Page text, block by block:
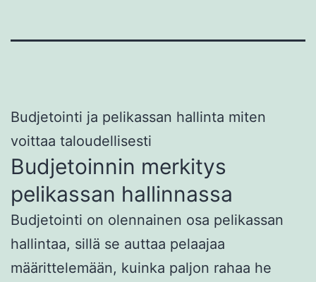
Budjetointi ja pelikassan hallinta miten
voittaa taloudellisesti
Budjetoinnin merkitys
pelikassan hallinnassa
Budjetointi on olennainen osa pelikassan
hallintaa, sillä se auttaa pelaajaa
määrittelemään, kuinka paljon rahaa he